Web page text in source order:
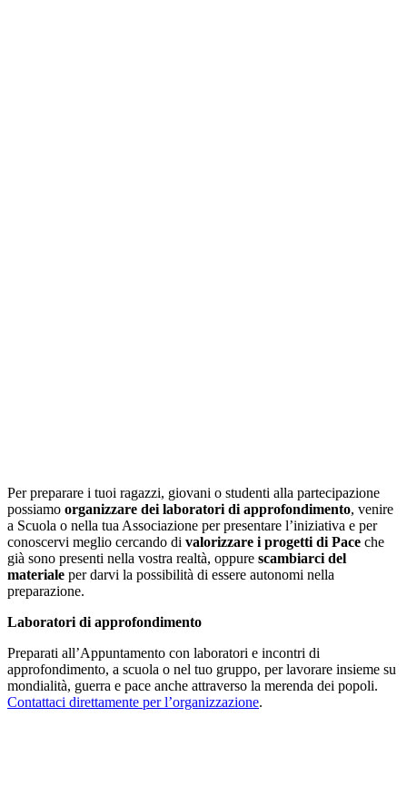
Per preparare i tuoi ragazzi, giovani o studenti alla partecipazione
possiamo organizzare dei laboratori di approfondimento, venire
a Scuola o nella tua Associazione per presentare l’iniziativa e per
conoscervi meglio cercando di valorizzare i progetti di Pace che
già sono presenti nella vostra realtà, oppure scambiarci del
materiale per darvi la possibilità di essere autonomi nella
preparazione.
Laboratori di approfondimento
Preparati all’Appuntamento con laboratori e incontri di
approfondimento, a scuola o nel tuo gruppo, per lavorare insieme su
mondialità, guerra e pace anche attraverso la merenda dei popoli.
Contattaci direttamente per l’organizzazione.